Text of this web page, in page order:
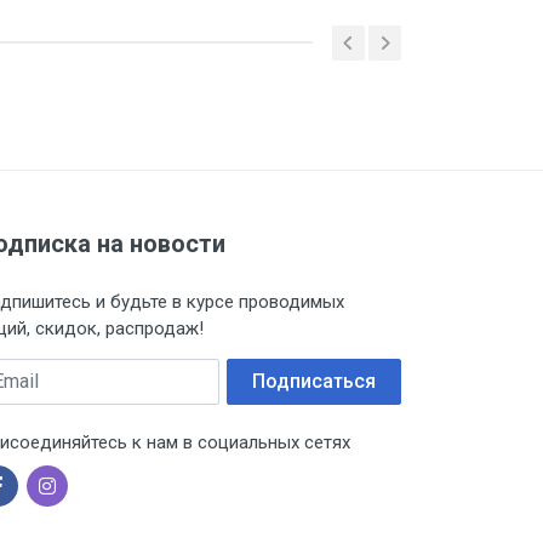
ТС (ЕАЭС). Сведения о номере
документации к
на новости
и будьте в курсе проводимых
скидок, распродаж!
Подписаться
к нам в социальных сетях